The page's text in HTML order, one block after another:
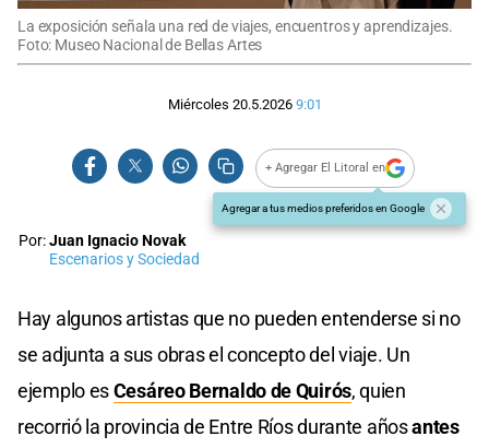
La exposición señala una red de viajes, encuentros y aprendizajes.
Foto: Museo Nacional de Bellas Artes
Miércoles 20.5.2026 9:01
+ Agregar El Litoral en
Agregar a tus medios preferidos en Google
Por:Juan Ignacio Novak
Escenarios y Sociedad
Hay algunos artistas que no pueden entenderse si no
se adjunta a sus obras el concepto del viaje. Un
ejemplo esCesáreo Bernaldo de Quirós, quien
recorrió la provincia de Entre Ríos durante añosantes